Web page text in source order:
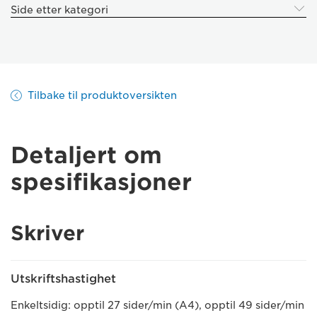
Side etter kategori
Tilbake til produktoversikten
Detaljert om
spesifikasjoner
Skriver
Utskriftshastighet
Enkeltsidig: opptil 27 sider/min (A4), opptil 49 sider/min